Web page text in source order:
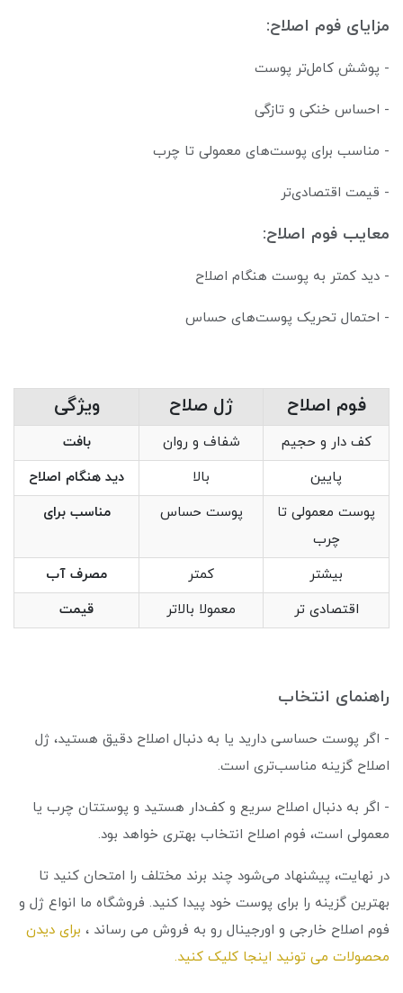
مزایای فوم اصلاح:
- پوشش کامل‌تر پوست
- احساس خنکی و تازگی
- مناسب برای پوست‌های معمولی تا چرب
- قیمت اقتصادی‌تر
معایب فوم اصلاح:
- دید کمتر به پوست هنگام اصلاح
- احتمال تحریک پوست‌های حساس
فوم اصلاح ژل صلاح ویژگی
کف دار و حجیم شفاف و روان
بافت
پایین
بالا
دید هنگام اصلاح
پوست معمولی تا
چرب
پوست حساس مناسب برای
بیشتر کمتر
مصرف آب
اقتصادی تر
معمولا بالاتر قیمت
راهنمای انتخاب
- اگر پوست حساسی دارید یا به دنبال اصلاح دقیق هستید، ژل
اصلاح گزینه مناسب‌تری است.
- اگر به دنبال اصلاح سریع و کف‌دار هستید و پوستتان چرب یا
معمولی است، فوم اصلاح انتخاب بهتری خواهد بود.
در نهایت، پیشنهاد می‌شود چند برند مختلف را امتحان کنید تا
بهترین گزینه را برای پوست خود پیدا کنید. فروشگاه ما انواع ژل و
فوم اصلاح خارجی و اورجینال رو به فروش می رساند ، برای دیدن
محصولات می تونید اینجا کلیک کنید.